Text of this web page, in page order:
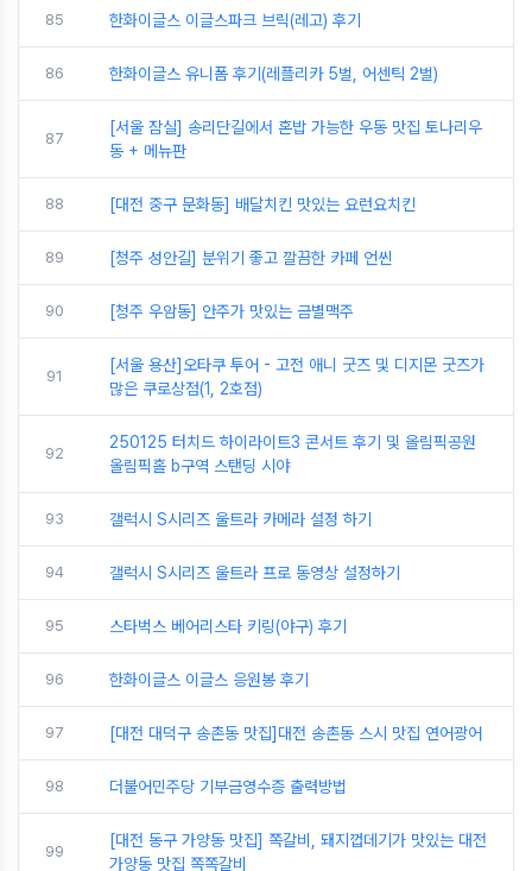
85 한화이글스 이글스파크 브릭(레고) 후기
86 한화이글스 유니폼 후기(레플리카 5벌, 어센틱 2벌)
87
[서울 잠실] 송리단길에서 혼밥 가능한 우동 맛집 토나리우
동 + 메뉴판
88 [대전 중구 문화동] 배달치킨 맛있는 요런요치킨
89 [청주 성안길] 분위기 좋고 깔끔한 카페 언씬
90 [청주 우암동] 안주가 맛있는 금별맥주
91
[서울 용산]오타쿠 투어 - 고전 애니 굿즈 및 디지몬 굿즈가
많은 쿠로상점(1, 2호점)
92
250125 터치드 하이라이트3 콘서트 후기 및 올림픽공원
올림픽홀 b구역 스탠딩 시야
93 갤럭시 S시리즈 울트라 카메라 설정 하기
94 갤럭시 S시리즈 울트라 프로 동영상 설정하기
95 스타벅스 베어리스타 키링(야구) 후기
96 한화이글스 이글스 응원봉 후기
97 [대전 대덕구 송촌동 맛집]대전 송촌동 스시 맛집 연어광어
98 더불어민주당 기부금영수증 출력방법
99
[대전 동구 가양동 맛집] 쪽갈비, 돼지껍데기가 맛있는 대전
가양동 맛집 쪽쪽갈비